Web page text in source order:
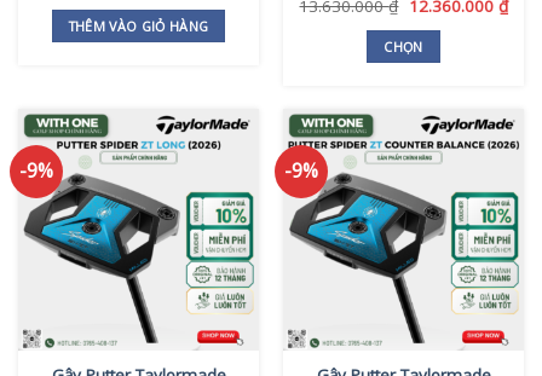
là:
31.000.000 ₫.
THÊM VÀO GIỎ HÀNG
13.630.000₫ Giá
là:
13.630.000 ₫.
12.360.000 ₫Giá
CHỌN
này
có
biến
thể.
Các
tùy
chọn
có
-9% -9%